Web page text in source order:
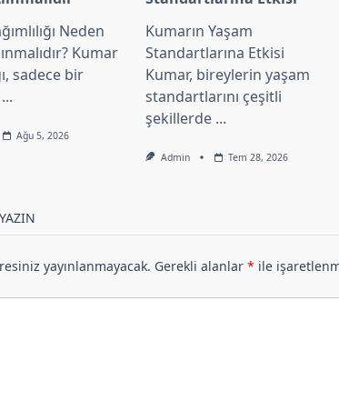
Neden
Kumar
sadece bir
...
Ağu 5, 2026
Kumarın Yaşam
Standartlarına Etkisi
Kumar, bireylerin yaşam
standartlarını çeşitli
şekillerde ...
Admin Tem 28, 2026
yayınlanmayacak. Gerekli alanlar * ile